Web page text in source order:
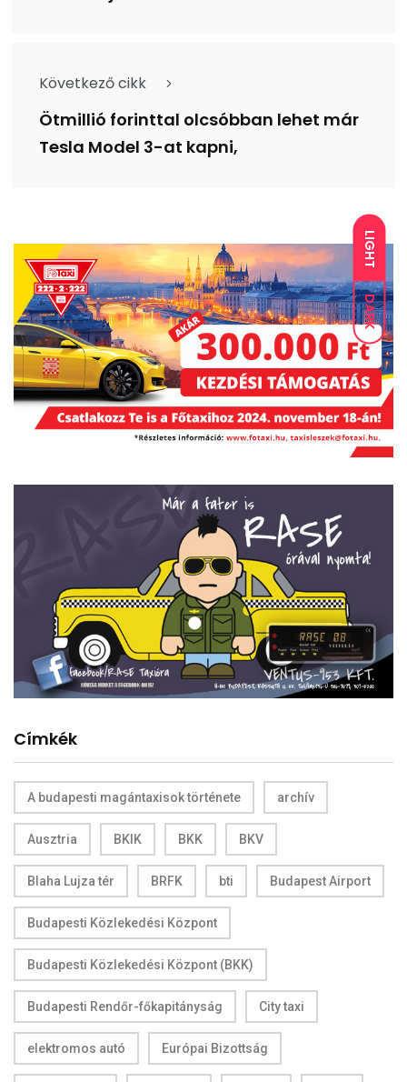
LIGHT
DARK
Következő cikk
Ötmillió forinttal olcsóbban lehet már
Tesla Model 3-at kapni,
Címkék
A budapesti magántaxisok története archív
Ausztria BKIK BKK BKV
Blaha Lujza tér BRFK bti Budapest Airport
Budapesti Közlekedési Központ
Budapesti Közlekedési Központ (BKK)
Budapesti Rendőr-főkapitányság City taxi
elektromos autó Európai Bizottság